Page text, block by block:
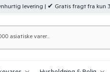
levering | ✔ Gratis fragt fra kun